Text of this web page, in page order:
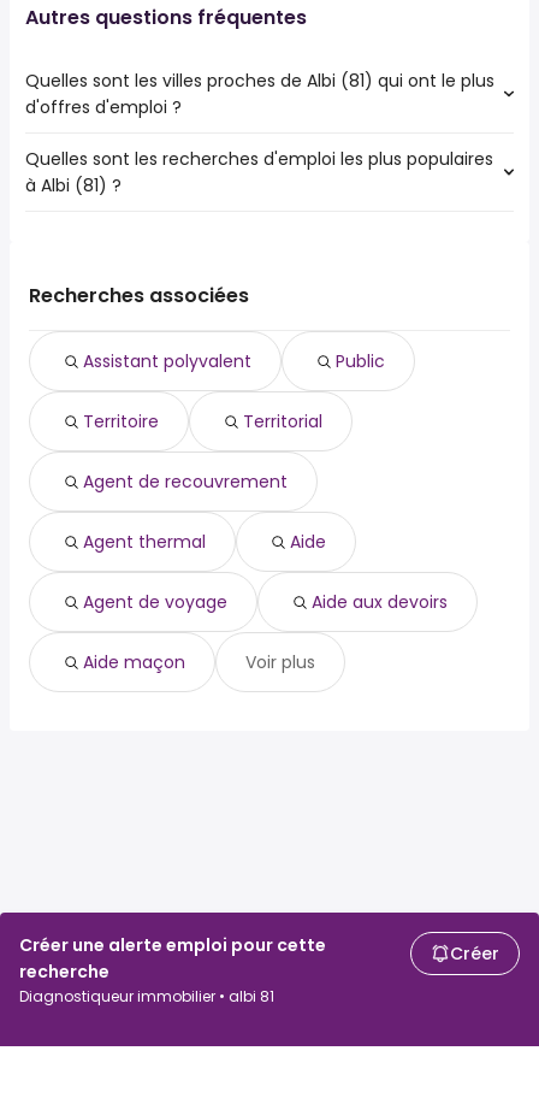
Créer une alerte emploi pour cette
recherche
Diagnostiqueur immobilier • albi 81
Créer
Autres questions fréquentes
Quelles sont les villes proches de Albi (81) qui ont le plus
d'offres d'emploi ?
Les 10 villes proches de Albi (81) qui ont le plus d'offres
d'emploi sont :
Lavaur
Quelles sont les recherches d'emploi les plus populaires
à Albi (81) ?
public
agent de recouvrement
agent thermal
aide
agent de voyage
aide aux devoirs
aide soignant
Recherches associées
Assistant polyvalent Public
Territoire Territorial
Agent de recouvrement
Agent thermal Aide
Agent de voyage Aide aux devoirs
Aide maçon Voir plus